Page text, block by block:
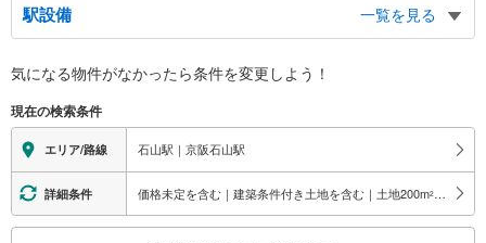
駅設備
一覧を見る
※段差なしでの移動経路
地上⇔改札⇔ホーム：○
エレベータ
・各ホーム⇔改札
・改札⇔北口
・改札⇔南口
エスカレータ
気になる物件がなかったら条件を変更しよう！
現在の検索条件
エリア/路線 石山駅｜京阪石山駅
詳細条件 価格未定を含む｜建築条件付き土地を含む｜土地200m2 以上